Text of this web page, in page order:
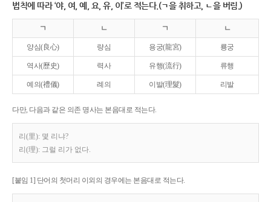
법칙에 따라 ‘야, 여, 예, 요, 유, 이’로 적는다.(ㄱ을 취하고, ㄴ을 버림.)
ㄱ ㄴ ㄱ ㄴ
양심(良心) 량심 용궁(龍宮) 룡궁
역사(歷史) 력사 유행(流行) 류행
예의(禮儀) 례의 이발(理髮) 리발
다만, 다음과 같은 의존 명사는 본음대로 적는다.
리(里): 몇 리냐?
리(理): 그럴 리가 없다.
[붙임 1] 단어의 첫머리 이외의 경우에는 본음대로 적는다.